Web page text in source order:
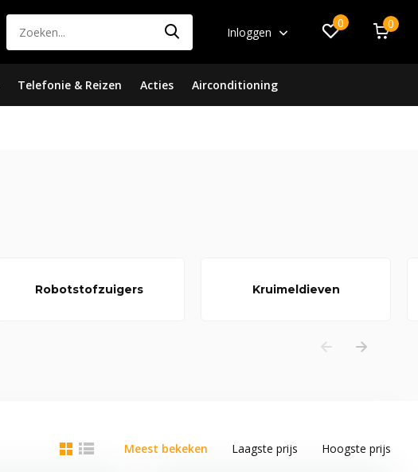
Inloggen
0 0
Telefonie & Reizen Acties Airconditioning
Robotstofzuigers Kruimeldieven
Meest bekeken Laagste prijs Hoogste prijs